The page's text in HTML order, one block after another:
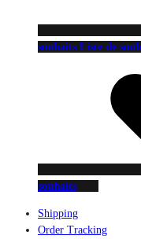
souhaits Liste de
souhaits
Shipping
Order Tracking